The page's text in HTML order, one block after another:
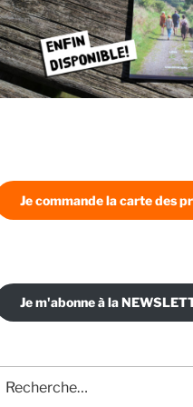
Je commande la carte des
Je m'abonne à la
pour